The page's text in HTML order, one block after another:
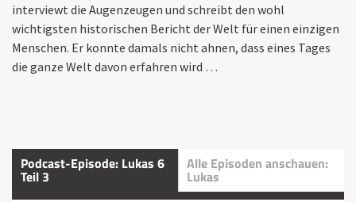
interviewt die Augenzeugen und schreibt den wohl
wichtigsten historischen Bericht der Welt für einen einzigen
Menschen. Er konnte damals nicht ahnen, dass eines Tages
die ganze Welt davon erfahren wird …
Podcast-Episode: Lukas 6
Teil 3
Alle Episoden anschauen:
Lukas